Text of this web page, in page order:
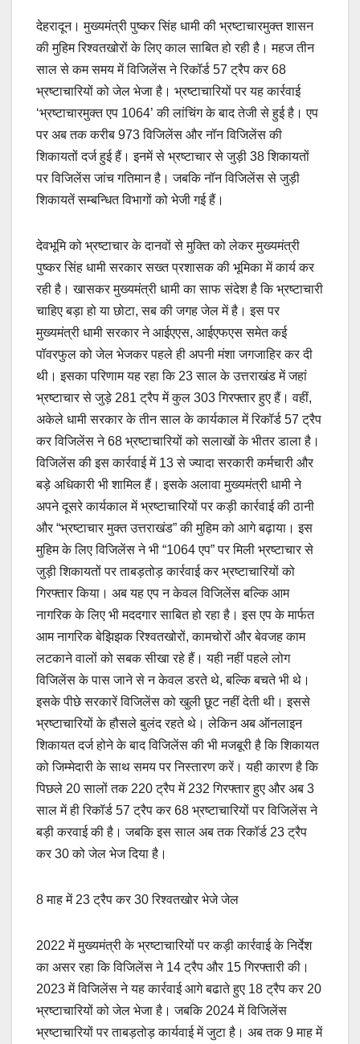
देहरादून। मुख्यमंत्री पुष्कर सिंह धामी की भ्रष्टाचारमुक्त शासन
की मुहिम रिश्वतखोरों के लिए काल साबित हो रही है। महज तीन
साल से कम समय में विजिलेंस ने रिकॉर्ड 57 ट्रैप कर 68
भ्रष्टाचारियों को जेल भेजा है। भ्रष्टाचारियों पर यह कार्रवाई
‘भ्रष्टाचारमुक्त एप 1064’ की लांचिंग के बाद तेजी से हुई है। एप
पर अब तक करीब 973 विजिलेंस और नॉन विजिलेंस की
शिकायतों दर्ज हुई हैं। इनमें से भ्रष्टाचार से जुड़ी 38 शिकायतों
पर विजिलेंस जांच गतिमान है। जबकि नॉन विजिलेंस से जुड़ी
शिकायतें सम्बन्धित विभागों को भेजी गई हैं।
देवभूमि को भ्रष्टाचार के दानवों से मुक्ति को लेकर मुख्यमंत्री
पुष्कर सिंह धामी सरकार सख्त प्रशासक की भूमिका में कार्य कर
रही है। खासकर मुख्यमंत्री धामी का साफ संदेश है कि भ्रष्टाचारी
चाहिए बड़ा हो या छोटा, सब की जगह जेल में है। इस पर
मुख्यमंत्री धामी सरकार ने आईएएस, आईएफएस समेत कई
पॉवरफुल को जेल भेजकर पहले ही अपनी मंशा जगजाहिर कर दी
थी। इसका परिणाम यह रहा कि 23 साल के उत्तराखंड में जहां
भ्रष्टाचार से जुड़े 281 ट्रैप में कुल 303 गिरफ्तार हुए हैं। वहीं,
अकेले धामी सरकार के तीन साल के कार्यकाल में रिकॉर्ड 57 ट्रैप
कर विजिलेंस ने 68 भ्रष्टाचारियों को सलाखों के भीतर डाला है।
विजिलेंस की इस कार्रवाई में 13 से ज्यादा सरकारी कर्मचारी और
बड़े अधिकारी भी शामिल हैं। इसके अलावा मुख्यमंत्री धामी ने
अपने दूसरे कार्यकाल में भ्रष्टाचारियों पर कड़ी कार्रवाई की ठानी
और “भ्रष्टाचार मुक्त उत्तराखंड” की मुहिम को आगे बढ़ाया। इस
मुहिम के लिए विजिलेंस ने भी “1064 एप” पर मिली भ्रष्टाचार से
जुड़ी शिकायतों पर ताबड़तोड़ कार्रवाई कर भ्रष्टाचारियों को
गिरफ्तार किया। अब यह एप न केवल विजिलेंस बल्कि आम
नागरिक के लिए भी मददगार साबित हो रहा है। इस एप के मार्फत
आम नागरिक बेझिझक रिश्वतखोरों, कामचोरों और बेवजह काम
लटकाने वालों को सबक सीखा रहे हैं। यही नहीं पहले लोग
विजिलेंस के पास जाने से न केवल डरते थे, बल्कि बचते भी थे।
इसके पीछे सरकारें विजिलेंस को खुली छूट नहीं देती थी। इससे
भ्रष्टाचारियों के हौसले बुलंद रहते थे। लेकिन अब ऑनलाइन
शिकायत दर्ज होने के बाद विजिलेंस की भी मजबूरी है कि शिकायत
को जिम्मेदारी के साथ समय पर निस्तारण करें। यही कारण है कि
पिछले 20 सालों तक 220 ट्रैप में 232 गिरफ्तार हुए और अब 3
साल में ही रिकॉर्ड 57 ट्रैप कर 68 भ्रष्टाचारियों पर विजिलेंस ने
बड़ी करवाई की है। जबकि इस साल अब तक रिकॉर्ड 23 ट्रैप
कर 30 को जेल भेज दिया है।
8 माह में 23 ट्रैप कर 30 रिश्वतखोर भेजे जेल
2022 में मुख्यमंत्री के भ्रष्टाचारियों पर कड़ी कार्रवाई के निर्देश
का असर रहा कि विजिलेंस ने 14 ट्रैप और 15 गिरफ्तारी की।
2023 में विजिलेंस ने यह कार्रवाई आगे बढाते हुए 18 ट्रैप कर 20
भ्रष्टाचारियों को जेल भेजा है। जबकि 2024 में विजिलेंस
भ्रष्टाचारियों पर ताबड़तोड़ कार्यवाई में जुटा है। अब तक 9 माह में